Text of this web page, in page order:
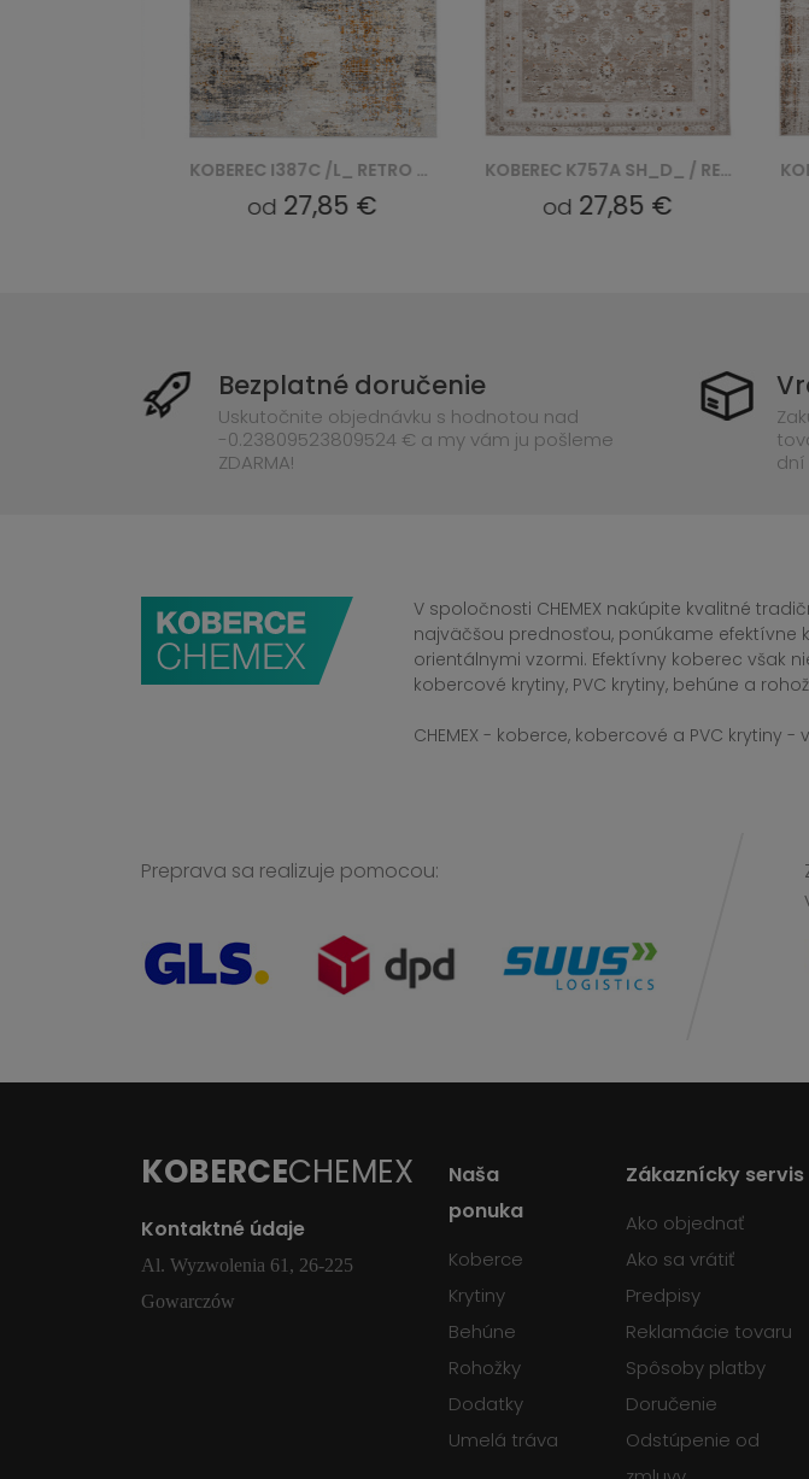
KOBEREC I387C /L_ RETRO - NIEBIESKI, BIAŁY
27,85 €
KOBEREC K757A SH_D_ / RETRO - BEŻOWY, BIAŁY
27,85 €
Bezplatné doručenie
Uskutočnite objednávku s hodnotou nad
-0.23809523809524 € a my vám ju pošleme
ZDARMA!
dní
V spoločnosti CHEMEX nakúpite kvalitné
najväčšou prednosťou, ponúkame
orientálnymi vzormi. Efektívny koberec však
kobercové krytiny, PVC krytiny, behúne a
CHEMEX - koberce, kobercové a PVC krytiny -
Preprava sa realizuje pomocou:
KOBERCECHEMEX
Kontaktné údaje
Al. Wyzwolenia 61, 26-225
Gowarczów
Naša
ponuka
Koberce
Krytiny
Behúne
Rohožky
Dodatky
Umelá tráva
Zákaznícky servis
Ako objednať
Ako sa vrátiť
Predpisy
Reklamácie tovaru
Spôsoby platby
Doručenie
Odstúpenie od